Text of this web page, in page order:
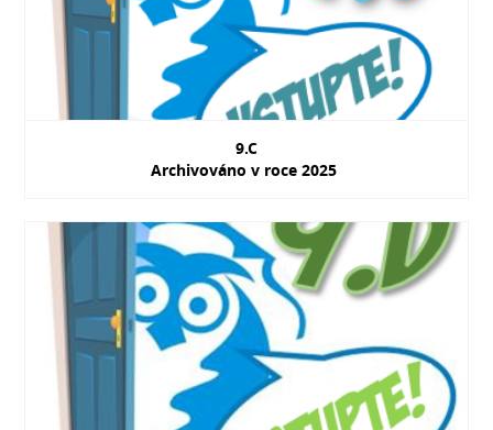
9.C
Archivováno v roce 2025